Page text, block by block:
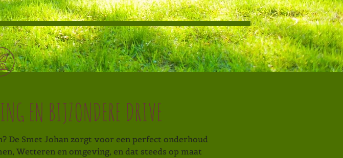
EN BIJZONDERE DRIVE
De Smet Johan zorgt voor een perfect onderhoud
Wetteren en omgeving, en dat steeds op maat